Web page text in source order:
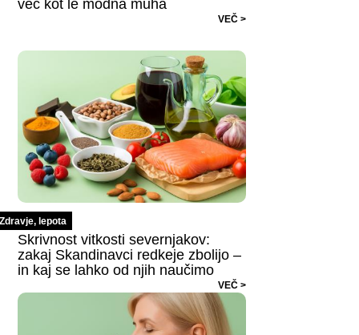
več kot le modna muha
VEČ >
Zdravje, lepota
Skrivnost vitkosti severnjakov:
zakaj Skandinavci redkeje zbolijo –
in kaj se lahko od njih naučimo
VEČ >